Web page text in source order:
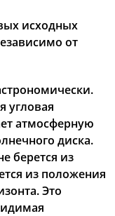
20:11 22:00
20:07
20:05 21:51
20:02 21:48
20:00
исходных
от
угловая
атмосферную
диска.
берется из
из положения
Это